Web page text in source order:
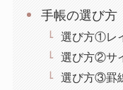
手帳の選び方
選び方①レ
選び方②サ
選び方③罫